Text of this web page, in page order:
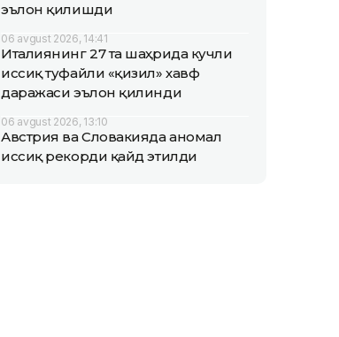
эълон қилишди
06 avgust 2026, 14:41
Италиянинг 27 та шаҳрида кучли
иссиқ туфайли «қизил» хавф
даражаси эълон қилинди
06 avgust 2026, 13:10
Австрия ва Словакияда аномал
иссиқ рекорди қайд этилди